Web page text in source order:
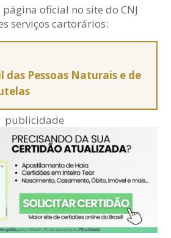
oficial no site do CNJ
serviços cartorários:
das Pessoas Naturais e de
publicidade